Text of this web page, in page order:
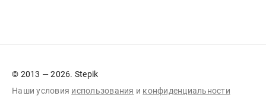
© 2013 — 2026. Stepik
Наши условия использования и конфиденциальности